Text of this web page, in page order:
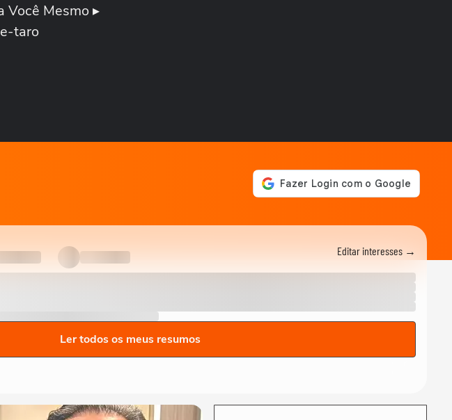
Você Mesmo ▸
taro
signos que mais se
ANDRÉ MANTOVANNI
André Mantovanni revela o
que os astros reservam para
ANDRÉ MANTOVANNI
Mantovanni explica as
André Mantovanni explica o
previsões da...
André Mantovanni explica o
Editar interesses →
Ler todos os meus resumos